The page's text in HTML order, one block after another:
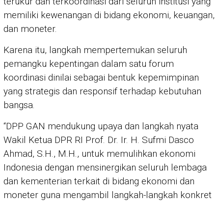
memiliki kewenangan di bidang ekonomi, keuangan,
dan moneter.
Karena itu, langkah mempertemukan seluruh
pemangku kepentingan dalam satu forum
koordinasi dinilai sebagai bentuk kepemimpinan
yang strategis dan responsif terhadap kebutuhan
bangsa.
“DPP GAN mendukung upaya dan langkah nyata
Wakil Ketua DPR RI Prof. Dr. Ir. H. Sufmi Dasco
Ahmad, S.H., M.H., untuk memulihkan ekonomi
Indonesia dengan mensinergikan seluruh lembaga
dan kementerian terkait di bidang ekonomi dan
moneter guna mengambil langkah-langkah konkret